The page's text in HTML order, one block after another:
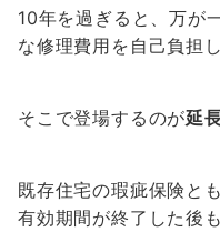
10年を過ぎると、万が
な修理費用を自己負担
そこで登場するのが延
既存住宅の瑕疵保険と
有効期間が終了した後